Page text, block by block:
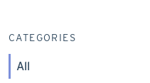
CATEGORIES
All